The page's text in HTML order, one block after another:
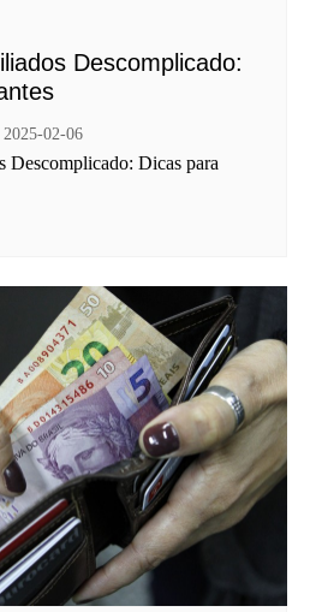
Descomplicado:
2025-02-06
Dicas para